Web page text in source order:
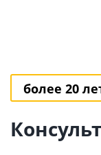
более 20